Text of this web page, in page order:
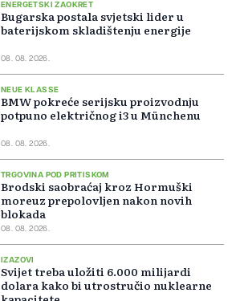
ENERGETSKI ZAOKRET
Bugarska postala svjetski lider u
baterijskom skladištenju energije
08. 08. 2026.
NEUE KLASSE
BMW pokreće serijsku proizvodnju
potpuno električnog i3 u Münchenu
08. 08. 2026.
TRGOVINA POD PRITISKOM
Brodski saobraćaj kroz Hormuški
moreuz prepolovljen nakon novih
blokada
08. 08. 2026.
IZAZOVI
Svijet treba uložiti 6.000 milijardi
dolara kako bi utrostručio nuklearne